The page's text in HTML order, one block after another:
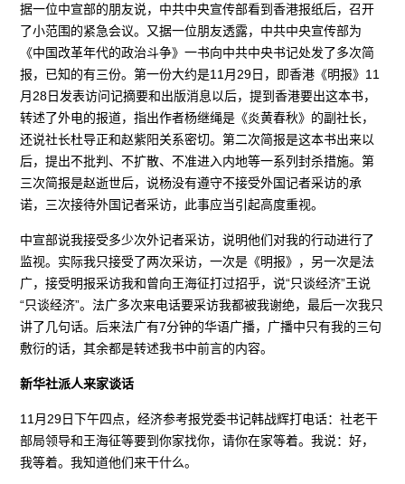
据一位中宣部的朋友说，中共中央宣传部看到香港报纸后，召开
了小范围的紧急会议。又据一位朋友透露，中共中央宣传部为
《中国改革年代的政治斗争》一书向中共中央书记处发了多次简
报，已知的有三份。第一份大约是11月29日，即香港《明报》11
月28日发表访问记摘要和出版消息以后，提到香港要出这本书，
转述了外电的报道，指出作者杨继绳是《炎黄春秋》的副社长，
还说社长杜导正和赵紫阳关系密切。第二次简报是这本书出来以
后，提出不批判、不扩散、不准进入内地等一系列封杀措施。第
三次简报是赵逝世后，说杨没有遵守不接受外国记者采访的承
诺，三次接待外国记者采访，此事应当引起高度重视。
中宣部说我接受多少次外记者采访，说明他们对我的行动进行了
监视。实际我只接受了两次采访，一次是《明报》，另一次是法
广，接受明报采访我和曾向王海征打过招乎，说“只谈经济”王说
“只谈经济”。法广多次来电话要采访我都被我谢绝，最后一次我只
讲了几句话。后来法广有7分钟的华语广播，广播中只有我的三句
敷衍的话，其余都是转述我书中前言的内容。
新华社派人来家谈话
11月29日下午四点，经济参考报党委书记韩战辉打电话：社老干
部局领导和王海征等要到你家找你，请你在家等着。我说：好，
我等着。我知道他们来干什么。